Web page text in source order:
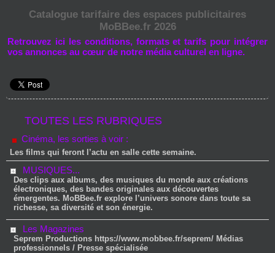
Catalogue tarifaire des espaces publicitaires
MoBBee.fr 2026
Retrouvez ici les conditions, formats et tarifs pour intégrer
vos annonces au cœur de notre média culturel en ligne.
TOUTES LES RUBRIQUES
Cinéma, les sorties à voir :
Les films qui feront l’actu en salle cette semaine.
MUSIQUES...
Des clips aux albums, des musiques du monde aux créations
électroniques, des bandes originales aux découvertes
émergentes. MoBBee.fr explore l’univers sonore dans toute sa
richesse, sa diversité et son énergie.
Les Magazines
Seprem Productions https://www.mobbee.fr/seprem/ Médias
professionnels / Presse spécialisée